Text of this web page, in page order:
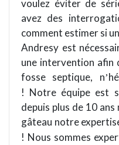
voulez éviter de
avez des
comment estimer si
Andresy est
une intervention afin
fosse septique, n’
! Notre équipe est
depuis plus de 10
gâteau notre
! Nous sommes